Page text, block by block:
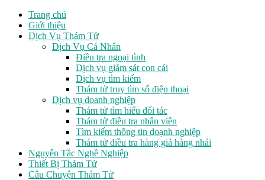
Trang chủ
Giới thiệu
Dịch Vụ Thám Tử
Dịch Vụ Cá Nhân
Điều tra ngoại tình
Dịch vụ giám sát con cái
Dịch vụ tìm kiếm
Thám tử truy tìm số điện thoại
Dịch vụ doanh nghiệp
Thám tử tìm hiểu đối tác
Thám tử điều tra nhân viên
Tìm kiếm thông tin doạnh nghiệp
Thám tử điều tra hàng giả hàng nhái
Nguyên Tắc Nghề Nghiệp
Thiết Bị Thám Tử
Câu Chuyện Thám Tử